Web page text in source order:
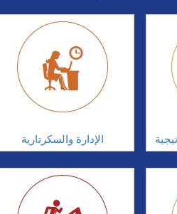
الإدارة والسكرتارية